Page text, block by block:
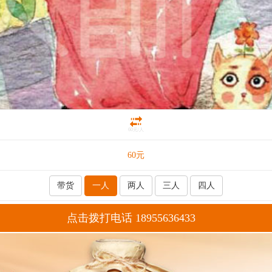
60元/人
60元
带货 一人 两人 三人 四人
点击拨打电话 18955636433